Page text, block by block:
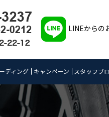
ディング キャンペーン スタッフブ
LINEからの